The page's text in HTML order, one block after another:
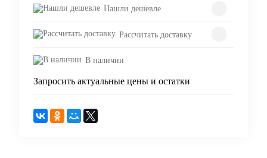
Нашли дешевле
Рассчитать доставку
В наличии
Запросить актуальные цены и остатки